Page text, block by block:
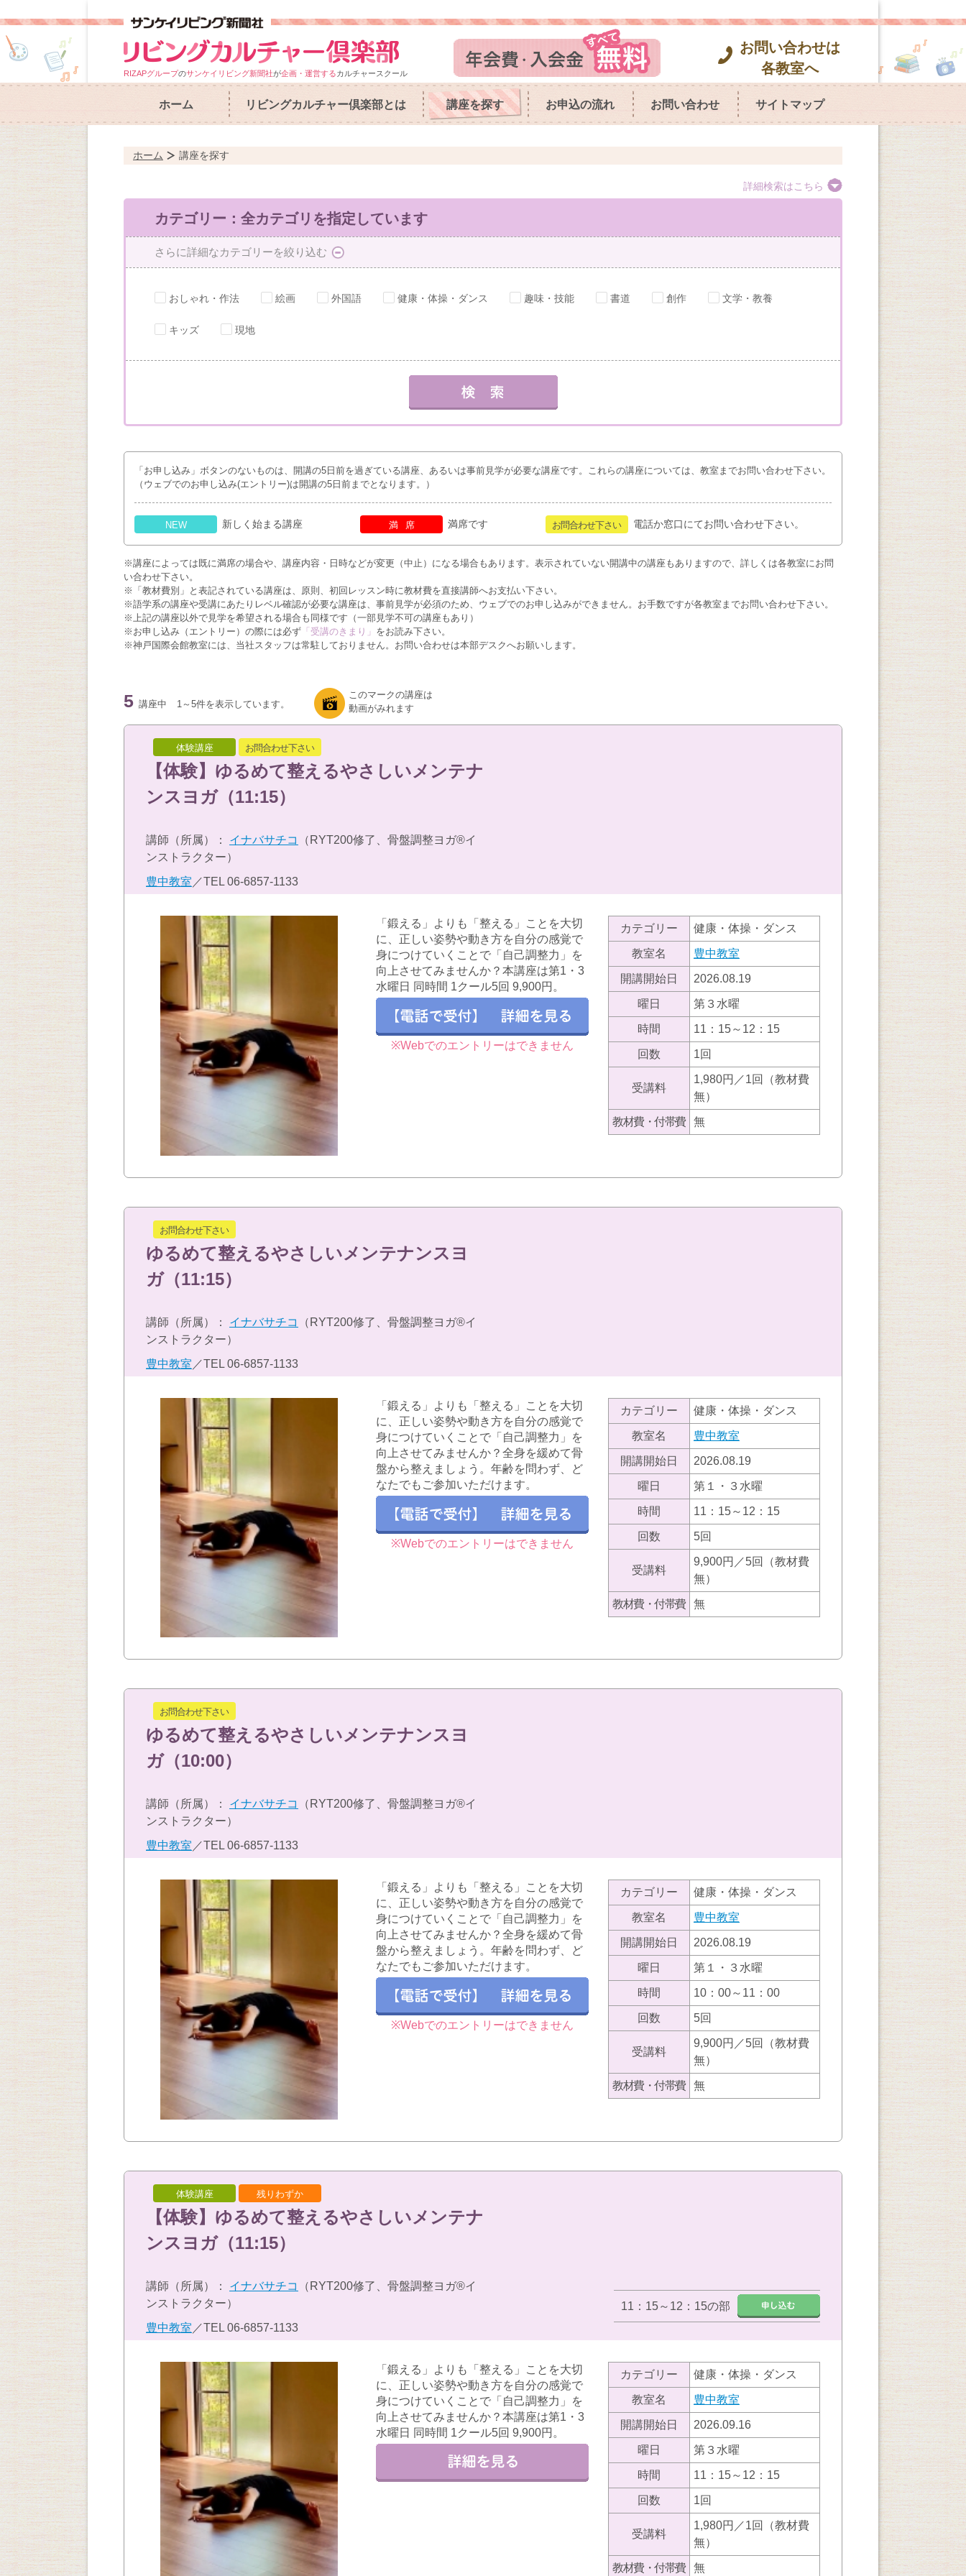
RIZAPグループのサンケイリビング新聞社が企画・運営するカルチャースクール
お問い合わせは
各教室へ
ホーム リビングカルチャー倶楽部とは 講座を探す お申込の流れ お問い合わせ サイトマップ
ホーム 講座を探す
詳細検索はこちら
カテゴリー：全カテゴリを指定しています
さらに詳細なカテゴリーを絞り込む
おしゃれ・作法 絵画 外国語 健康・体操・ダンス 趣味・技能 書道 創作 文学・教養
キッズ 現地
「お申し込み」ボタンのないものは、開講の5日前を過ぎている講座、あるいは事前見学が必要な講座です。これらの講座については、教室までお問い合わせ下さい。
（ウェブでのお申し込み(エントリー)は開講の5日前までとなります。）
NEW 新しく始まる講座 満席 満席です お問合わせ下さい 電話か窓口にてお問い合わせ下さい。
※講座によっては既に満席の場合や、講座内容・日時などが変更（中止）になる場合もあります。表示されていない開講中の講座もありますので、詳しくは各教室にお問
い合わせ下さい。
※「教材費別」と表記されている講座は、原則、初回レッスン時に教材費を直接講師へお支払い下さい。
※語学系の講座や受講にあたりレベル確認が必要な講座は、事前見学が必須のため、ウェブでのお申し込みができません。お手数ですが各教室までお問い合わせ下さい。
※上記の講座以外で見学を希望される場合も同様です（一部見学不可の講座もあり）
※お申し込み（エントリー）の際には必ず 「受講のきまり」 をお読み下さい。
※神戸国際会館教室には、当社スタッフは常駐しておりません。お問い合わせは本部デスクへお願いします。
5 講座中 1～5件を表示しています。
このマークの講座は
動画がみれます
体験講座 お問合わせ下さい
【体験】ゆるめて整えるやさしいメンテナ
ンスヨガ（11:15）
講師（所属）： イナバサチコ
（RYT200修了、骨盤調整ヨガ®︎イ
ンストラクター）
豊中教室 ／TEL 06-6857-1133
「鍛える」よりも「整える」ことを大切
に、正しい姿勢や動き方を自分の感覚で
身につけていくことで「自己調整力」を
向上させてみませんか？本講座は第1・3​
水曜日 同時間 1クール5回 9,900円。
※Webでのエントリーはできません
カテゴリー 健康・体操・ダンス
教室名 豊中教室
開講開始日 2026.08.19
曜日 第３水曜
時間 11：15～12：15
回数 1回
受講料
1,980円／1回（教材費
無）
教材費・付帯費 無
お問合わせ下さい
ゆるめて整えるやさしいメンテナンスヨ
ガ（11:15）
講師（所属）： イナバサチコ
（RYT200修了、骨盤調整ヨガ®︎イ
ンストラクター）
豊中教室 ／TEL 06-6857-1133
「鍛える」よりも「整える」ことを大切
に、正しい姿勢や動き方を自分の感覚で
身につけていくことで「自己調整力」を
向上させてみませんか？全身を緩めて骨
盤から整えましょう。年齢を問わず、ど
なたでもご参加いただけます。
※Webでのエントリーはできません
カテゴリー 健康・体操・ダンス
教室名 豊中教室
開講開始日 2026.08.19
曜日 第１・３水曜
時間 11：15～12：15
回数 5回
受講料
9,900円／5回（教材費
無）
教材費・付帯費 無
お問合わせ下さい
ゆるめて整えるやさしいメンテナンスヨ
ガ（10:00）
講師（所属）： イナバサチコ
（RYT200修了、骨盤調整ヨガ®︎イ
ンストラクター）
豊中教室 ／TEL 06-6857-1133
「鍛える」よりも「整える」ことを大切
に、正しい姿勢や動き方を自分の感覚で
身につけていくことで「自己調整力」を
向上させてみませんか？全身を緩めて骨
盤から整えましょう。年齢を問わず、ど
なたでもご参加いただけます。
※Webでのエントリーはできません
カテゴリー 健康・体操・ダンス
教室名 豊中教室
開講開始日 2026.08.19
曜日 第１・３水曜
時間 10：00～11：00
回数 5回
受講料
9,900円／5回（教材費
無）
教材費・付帯費 無
体験講座 残りわずか
【体験】ゆるめて整えるやさしいメンテナ
ンスヨガ（11:15）
講師（所属）： イナバサチコ
（RYT200修了、骨盤調整ヨガ®︎イ
ンストラクター）
豊中教室 ／TEL 06-6857-1133
11：15～12：15の部
「鍛える」よりも「整える」ことを大切
に、正しい姿勢や動き方を自分の感覚で
身につけていくことで「自己調整力」を
向上させてみませんか？本講座は第1・3​
水曜日 同時間 1クール5回 9,900円。
カテゴリー 健康・体操・ダンス
教室名 豊中教室
開講開始日 2026.09.16
曜日 第３水曜
時間 11：15～12：15
回数 1回
受講料
1,980円／1回（教材費
無）
教材費・付帯費 無